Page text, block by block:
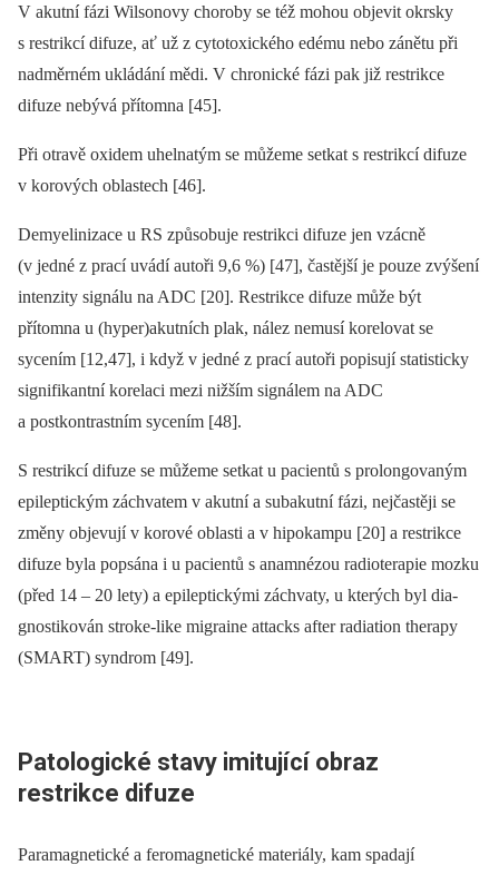
V akutní fázi Wilsonovy choroby se též mohou objevit okrsky
s restrikcí difuze, ať už z cytotoxického edému nebo zánětu při
nadměrném ukládání mědi. V chronické fázi pak již restrikce
difuze nebývá přítomna [45].
Při otravě oxidem uhelnatým se můžeme setkat s restrikcí difuze
v korových oblastech [46].
Demyelinizace u RS způsobuje restrikci difuze jen vzácně
(v jedné z prací uvádí autoři 9,6 %) [47], častější je pouze zvýšení
intenzity signálu na ADC [20]. Restrikce difuze může být
přítomna u (hyper)akutních plak, nález nemusí korelovat se
sycením [12,47], i když v jedné z prací autoři popisují statisticky
signifikantní korelaci mezi nižším signálem na ADC
a postkontrastním sycením [48].
S restrikcí difuze se můžeme setkat u pa­cientů s prolongovaným
epileptickým záchvatem v akutní a subakutní fázi, nejčastěji se
změny objevují v korové oblasti a v hipokampu [20] a restrikce
difuze byla popsána i u pa­cientů s anamnézou radioterapie mozku
(před 14 –⁠ 20 lety) a epileptickými záchvaty, u kterých byl dia­
gnostikován stroke-like migraine attacks after radiation ther­apy
(SMART) syndrom [49].
Patologické stavy imitující obraz
restrikce difuze
Paramagnetické a feromagnetické materiály, kam spadají